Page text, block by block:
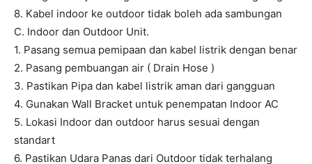
8. Kabel indoor ke outdoor tidak boleh ada sambungan
C. Indoor dan Outdoor Unit.
1. Pasang semua pemipaan dan kabel listrik dengan benar
2. Pasang pembuangan air ( Drain Hose )
3. Pastikan Pipa dan kabel listrik aman dari gangguan
4. Gunakan Wall Bracket untuk penempatan Indoor AC
5. Lokasi Indoor dan outdoor harus sesuai dengan
standart
6. Pastikan Udara Panas dari Outdoor tidak terhalang